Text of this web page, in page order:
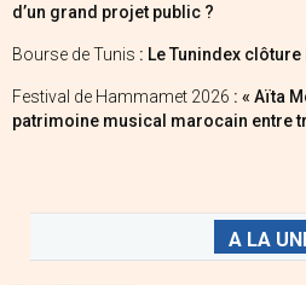
d’un grand projet public ?
Bourse de Tunis : Le Tunindex
Festival de Hammamet 2026 : « Aïta
patrimoine musical marocain entre
A LA